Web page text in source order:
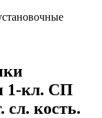
1-кл. СП
сл. кость.